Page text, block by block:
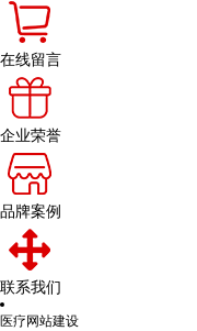
在线留言
企业荣誉
品牌案例
联系我们
医疗网站建设